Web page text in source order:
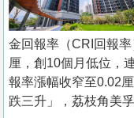
手
冊
關
於
我
金回報率（CRI回報
厘，創10個月低位，
報率漲幅收窄至0.02
跌三升」，荔枝角美